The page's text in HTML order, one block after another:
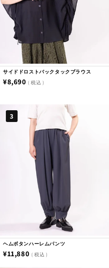
カテゴリーでさがす
新入荷商品
予約商品
商品動画で探す
アウター
Tシャツ・カットソー
ブラウス
カーディガン
サイドドロストバックタックブラウス
通
価
格
¥8,690 税込
3
ヘムボタンハーレムパンツ
通
¥11,880 税込